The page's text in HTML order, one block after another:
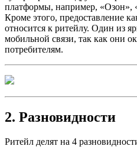
платформы, например, «Озон»,
Кроме этого, предоставление
относится к ритейлу. Один из
мобильной связи, так как они
потребителям.
2. Разновидности
Ритейл делят на 4